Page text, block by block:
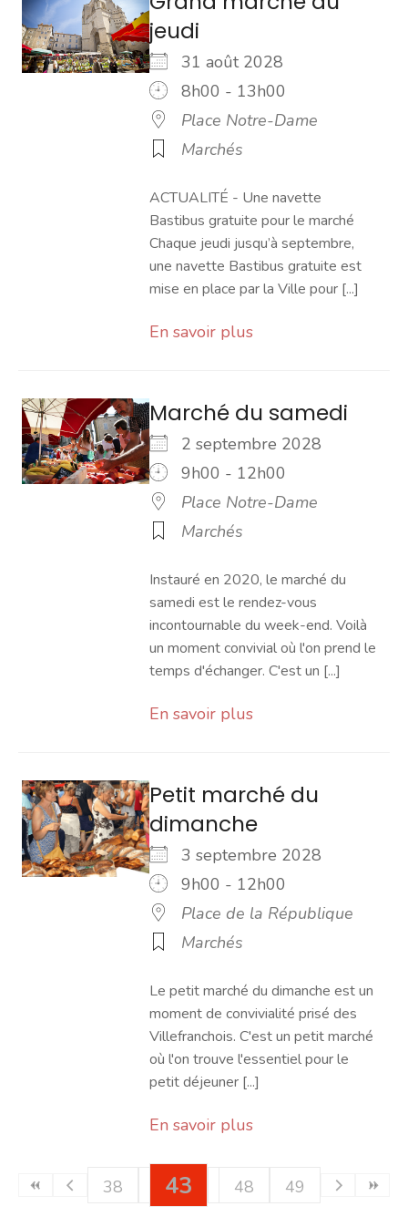
jeudi
31 août 2028
8h00 - 13h00
Place Notre-Dame
Marchés
ACTUALITÉ - Une navette
Bastibus gratuite pour le marché
Chaque jeudi jusqu’à septembre,
une navette Bastibus gratuite est
mise en place par la Ville pour [...]
En savoir plus
Marché du samedi
2 septembre 2028
9h00 - 12h00
Place Notre-Dame
Marchés
Instauré en 2020, le marché du
samedi est le rendez-vous
incontournable du week-end. Voilà
un moment convivial où l'on prend le
temps d'échanger. C'est un [...]
En savoir plus
Petit marché du
dimanche
3 septembre 2028
9h00 - 12h00
Place de la République
Marchés
Le petit marché du dimanche est un
moment de convivialité prisé des
Villefranchois. C'est un petit marché
où l'on trouve l'essentiel pour le
petit déjeuner [...]
En savoir plus
38 39 40 41
43 44 46 47
48 49